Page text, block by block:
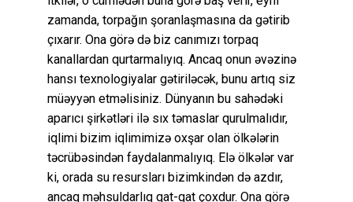
zamanda, torpağın şoranlaşmasına da gətirib
çıxarır. Ona görə də biz canımızı torpaq
kanallardan qurtarmalıyıq. Ancaq onun əvəzinə
hansı texnologiyalar gətiriləcək, bunu artıq siz
müəyyən etməlisiniz. Dünyanın bu sahədəki
aparıcı şirkətləri ilə sıx təmaslar qurulmalıdır,
iqlimi bizim iqlimimizə oxşar olan ölkələrin
təcrübəsindən faydalanmalıyıq. Elə ölkələr var
ki, orada su resursları bizimkindən də azdır,
ancaq məhsuldarlıq qat-qat çoxdur. Ona görə